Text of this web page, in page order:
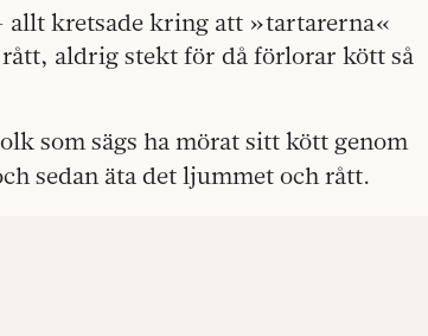
allt kretsade kring att »tartarerna«
aldrig stekt för då förlorar kött så
som sägs ha mörat sitt kött genom
sedan äta det ljummet och rått.